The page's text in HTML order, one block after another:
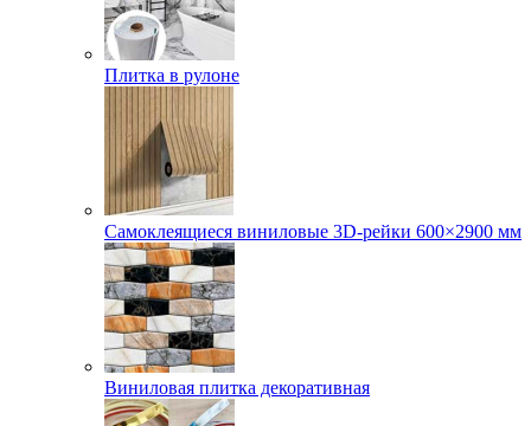
Плитка в рулоне
Самоклеящиеся виниловые 3D‑рейки 600×2900 мм
Виниловая плитка декоративная